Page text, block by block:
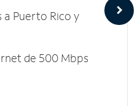
a Puerto Rico y
de 500 Mbps